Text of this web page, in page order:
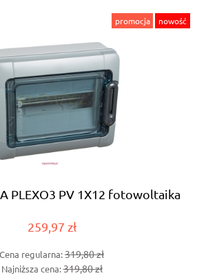
PLEXO3 PV 1X12 fotowoltaika
259,97 zł
Cena regularna:319,80 zł
Najniższa cena:319,80 zł
promocja nowość